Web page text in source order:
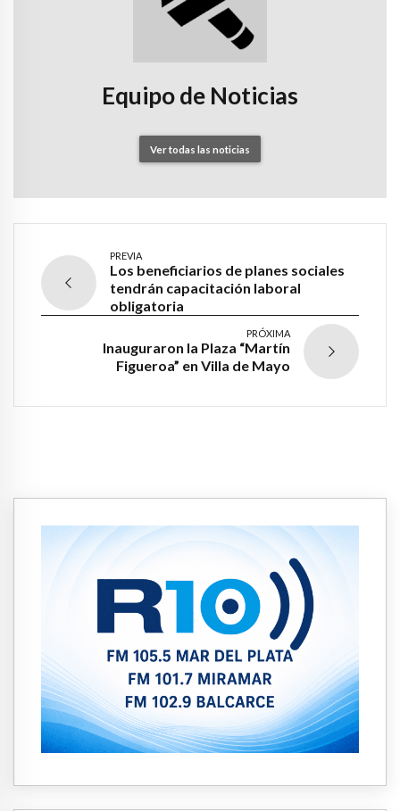
Equipo de Noticias
Ver todas las noticias
PREVIA
Los beneficiarios de planes sociales
tendrán capacitación laboral
obligatoria
PRÓXIMA
Inauguraron la Plaza “Martín
Figueroa” en Villa de Mayo